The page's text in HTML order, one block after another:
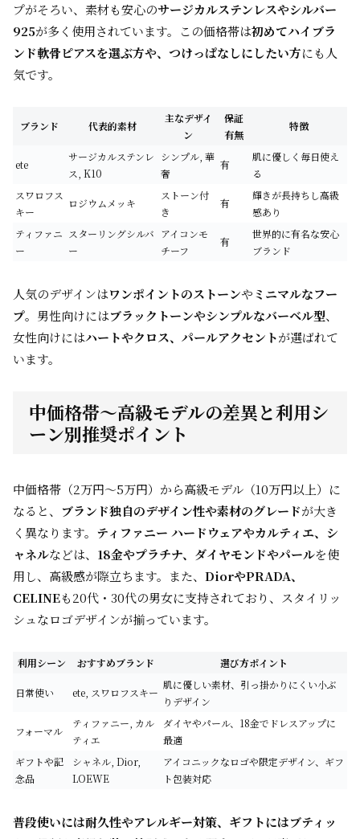
プがそろい、素材も安心のサージカルステンレスやシルバー
925が多く使用されています。この価格帯は初めてハイブラ
ンド軟骨ピアスを選ぶ方や、つけっぱなしにしたい方にも人
気です。
ブランド 代表的素材
主なデザイ
ン
保証
有無
特徴
ete
サージカルステンレ
ス, K10
シンプル, 華
奢
有
肌に優しく毎日使え
る
スワロフス
キー
ロジウムメッキ
ストーン付
き
有
輝きが長持ちし高級
感あり
ティファニ
ー
スターリングシルバ
ー
アイコンモ
チーフ
有
世界的に有名な安心
ブランド
人気のデザインはワンポイントのストーンやミニマルなフー
プ。男性向けにはブラックトーンやシンプルなバーベル型、
女性向けにはハートやクロス、パールアクセントが選ばれて
います。
中価格帯～高級モデルの差異と利用シ
ーン別推奨ポイント
中価格帯（2万円～5万円）から高級モデル（10万円以上）に
なると、 ブランド独自のデザイン性や素材のグレードが大き
く異なります。 ティファニー ハードウェアやカルティエ、シ
ャネルなどは、 18金やプラチナ、ダイヤモンドやパールを使
用し、高級感が際立ちます。また、 DiorやPRADA、
CELINEも20代・30代の男女に支持されており、スタイリッ
シュなロゴデザインが揃っています。
利用シーン おすすめブランド 選び方ポイント
日常使い ete, スワロフスキー
肌に優しい素材、引っ掛かりにくい小ぶ
りデザイン
フォーマル
ティファニー, カル
ティエ
ダイヤやパール、18金でドレスアップに
最適
ギフトや記
念品
シャネル, Dior,
LOEWE
アイコニックなロゴや限定デザイン、ギフ
ト包装対応
普段使いには耐久性やアレルギー対策、ギフトにはブティッ